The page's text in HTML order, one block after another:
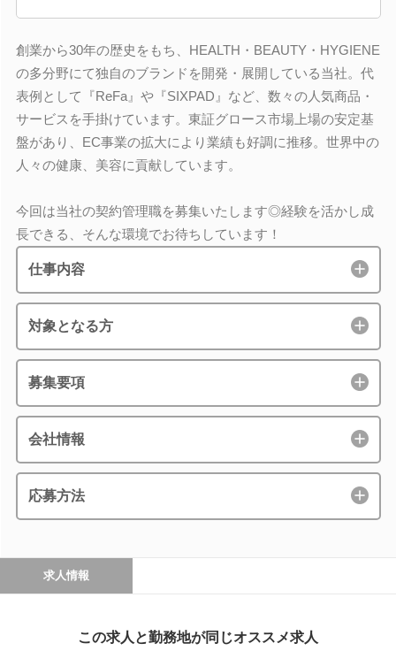
創業から30年の歴史をもち、HEALTH・BEAUTY・HYGIENE
の多分野にて独自のブランドを開発・展開している当社。代
表例として『ReFa』や『SIXPAD』など、数々の人気商品・
サービスを手掛けています。東証グロース市場上場の安定基
盤があり、EC事業の拡大により業績も好調に推移。世界中の
人々の健康、美容に貢献しています。
今回は当社の契約管理職を募集いたします◎経験を活かし成
長できる、そんな環境でお待ちしています！
仕事内容
対象となる方
募集要項
会社情報
応募方法
求人情報
この求人と勤務地が同じオススメ求人